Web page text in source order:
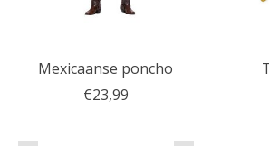
Mexicaanse poncho
€23,99